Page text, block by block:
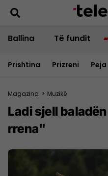
Ballina Të fundit
Prishtina Prizreni Peja
Magazina > Muzikë
Ladi sjell
rrena"